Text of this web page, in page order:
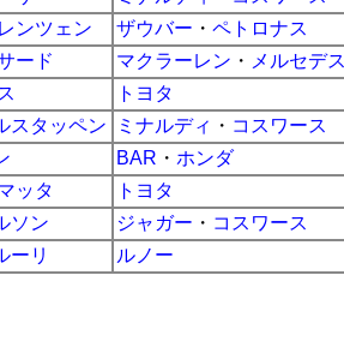
ンツェン ザウバー ・ ペトロナス
ード マクラーレン ・ メルセデ
トヨタ
スタッペン ミナルディ ・ コスワース
BAR ・ ホンダ
ッタ
トヨタ
ソン ジャガー ・ コスワース
ーリ ルノー